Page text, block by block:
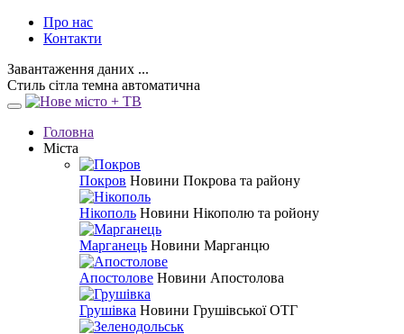
Про нас
Контакти
Завантаження даних ...
Стиль сітла темна автоматична
Головна
Міста
Покров Новини Покрова та району
Нікополь Новини Нікополю та ройону
Марганець Новини Марганцю
Апостолове Новини Апостолова
Грушівка Новини Грушівської ОТГ